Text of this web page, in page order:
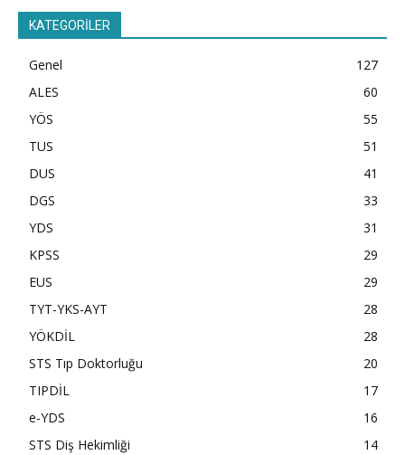
KATEGORİLER
Genel
127
ALES
60
YÖS
55
TUS
51
DUS
41
DGS
33
YDS
31
KPSS
29
EUS
29
TYT-YKS-AYT
28
YÖKDİL
28
STS Tıp Doktorluğu
20
TIPDİL
17
e-YDS
16
STS Diş Hekimliği
14